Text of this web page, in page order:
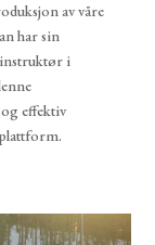
av våre
har sin
i
effektiv